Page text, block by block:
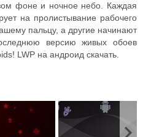
фоне и ночное небо. Каждая
на пролистывание рабочего
пальцу, а другие начинают
версию живых обоев
LWP на андроид скачать.